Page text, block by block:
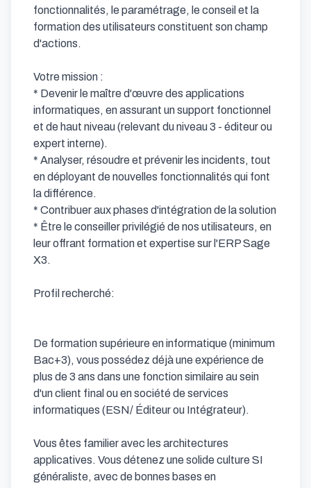
fonctionnalités, le paramétrage, le conseil et la
formation des utilisateurs constituent son champ
d'actions.
Votre mission :
* Devenir le maître d'œuvre des applications
informatiques, en assurant un support fonctionnel
et de haut niveau (relevant du niveau 3 - éditeur ou
expert interne).
* Analyser, résoudre et prévenir les incidents, tout
en déployant de nouvelles fonctionnalités qui font
la différence.
* Contribuer aux phases d'intégration de la solution
* Être le conseiller privilégié de nos utilisateurs, en
leur offrant formation et expertise sur l'ERP Sage
X3.
Profil recherché:
De formation supérieure en informatique (minimum
Bac+3), vous possédez déjà une expérience de
plus de 3 ans dans une fonction similaire au sein
d'un client final ou en société de services
informatiques (ESN/ Éditeur ou Intégrateur).
Vous êtes familier avec les architectures
applicatives. Vous détenez une solide culture SI
généraliste, avec de bonnes bases en